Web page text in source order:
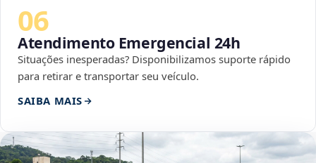
06
Atendimento Emergencial 24h
Situações inesperadas? Disponibilizamos suporte rápido
para retirar e transportar seu veículo.
SAIBA MAIS